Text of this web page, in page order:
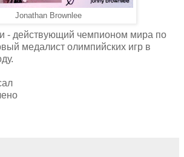
Jonathan Brownlee
- действующий чемпионом мира по
медалист олимпийских игр в